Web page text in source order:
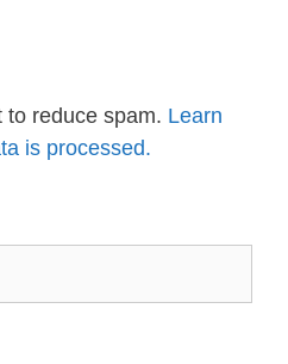
to reduce spam. Learn
is processed.